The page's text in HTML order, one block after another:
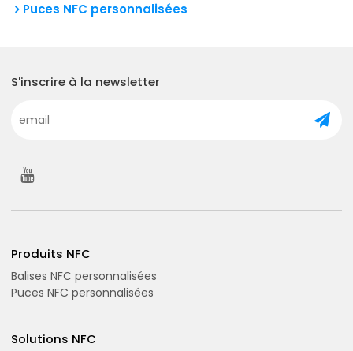
Puces NFC personnalisées
S'inscrire à la newsletter
Produits NFC
Balises NFC personnalisées
Puces NFC personnalisées
Solutions NFC